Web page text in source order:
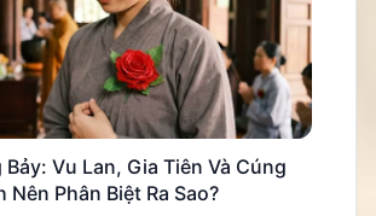
Bảy: Vu Lan, Gia Tiên Và Cúng
Nên Phân Biệt Ra Sao?